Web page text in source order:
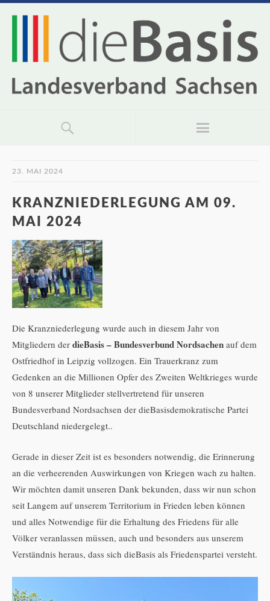
23. MAI 2024
KRANZNIEDERLEGUNG AM 09.
MAI 2024
Die Kranzniederlegung wurde auch in diesem Jahr von
Mitgliedern der dieBasis – Bundesverbund Nordsachen auf dem
Ostfriedhof in Leipzig vollzogen. Ein Trauerkranz zum
Gedenken an die Millionen Opfer des Zweiten Weltkrieges wurde
von 8 unserer Mitglieder stellvertretend für unseren
Bundesverband Nordsachsen der dieBasisdemokratische Partei
Deutschland niedergelegt..
Gerade in dieser Zeit ist es besonders notwendig, die Erinnerung
an die verheerenden Auswirkungen von Kriegen wach zu halten.
Wir möchten damit unseren Dank bekunden, dass wir nun schon
seit Langem auf unserem Territorium in Frieden leben können
und alles Notwendige für die Erhaltung des Friedens für alle
Völker veranlassen müssen, auch und besonders aus unserem
Verständnis heraus, dass sich dieBasis als Friedenspartei versteht.